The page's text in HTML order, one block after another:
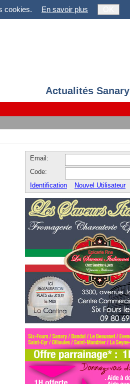
cookies. En savoir plus
Actualités Sanary
Email:
Code:
Identification
Nouvel Utilisateur